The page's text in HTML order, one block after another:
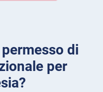
di
per